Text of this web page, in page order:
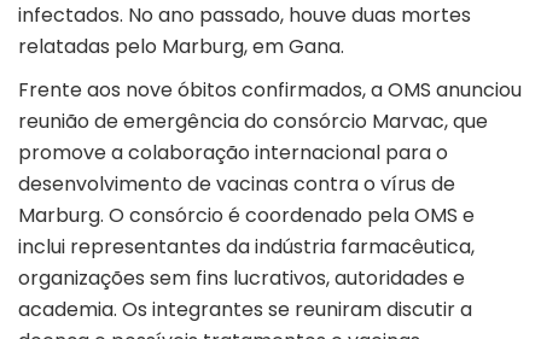
infectados. No ano passado, houve duas mortes
relatadas pelo Marburg, em Gana.
Frente aos nove óbitos confirmados, a OMS anunciou
reunião de emergência do consórcio Marvac, que
promove a colaboração internacional para o
desenvolvimento de vacinas contra o vírus de
Marburg. O consórcio é coordenado pela OMS e
inclui representantes da indústria farmacêutica,
organizações sem fins lucrativos, autoridades e
academia. Os integrantes se reuniram discutir a